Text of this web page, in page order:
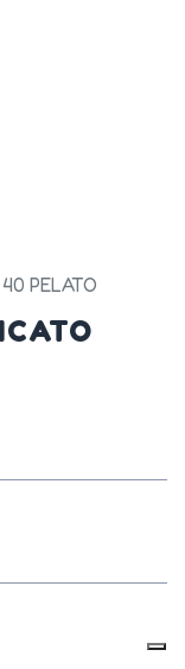
PELATO